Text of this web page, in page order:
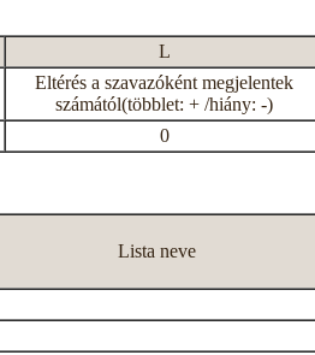
L
Eltérés a szavazóként megjelentek
számától(többlet: + /hiány: -)
0
Lista neve